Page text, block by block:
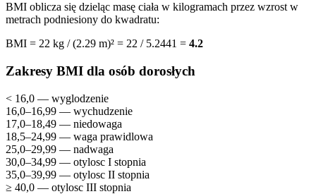
BMI oblicza się dzieląc masę ciała w kilogramach przez wzrost w
metrach podniesiony do kwadratu:
BMI = 22 kg / (2.29 m)² = 22 / 5.2441 = 4.2
Zakresy BMI dla osób dorosłych
< 16,0 — wyglodzenie
16,0–16,99 — wychudzenie
17,0–18,49 — niedowaga
18,5–24,99 — waga prawidlowa
25,0–29,99 — nadwaga
30,0–34,99 — otylosc I stopnia
35,0–39,99 — otylosc II stopnia
≥ 40,0 — otylosc III stopnia